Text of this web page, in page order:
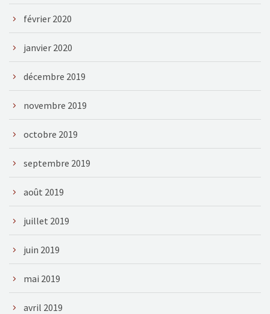
février 2020
janvier 2020
décembre 2019
novembre 2019
octobre 2019
septembre 2019
août 2019
juillet 2019
juin 2019
mai 2019
avril 2019